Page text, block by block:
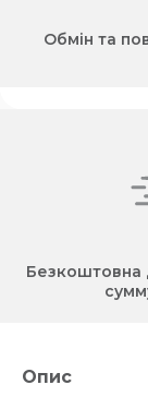
Обмін та
Безкоштовна
Опис